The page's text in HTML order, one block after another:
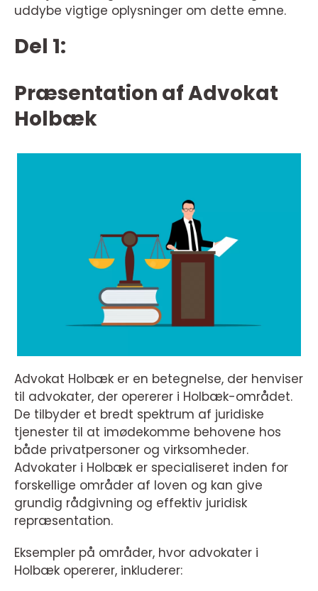
uddybe vigtige oplysninger om dette emne.
Del 1:
Præsentation af Advokat
Holbæk
Advokat Holbæk er en betegnelse, der henviser
til advokater, der opererer i Holbæk-området.
De tilbyder et bredt spektrum af juridiske
tjenester til at imødekomme behovene hos
både privatpersoner og virksomheder.
Advokater i Holbæk er specialiseret inden for
forskellige områder af loven og kan give
grundig rådgivning og effektiv juridisk
repræsentation.
Eksempler på områder, hvor advokater i
Holbæk opererer, inkluderer: